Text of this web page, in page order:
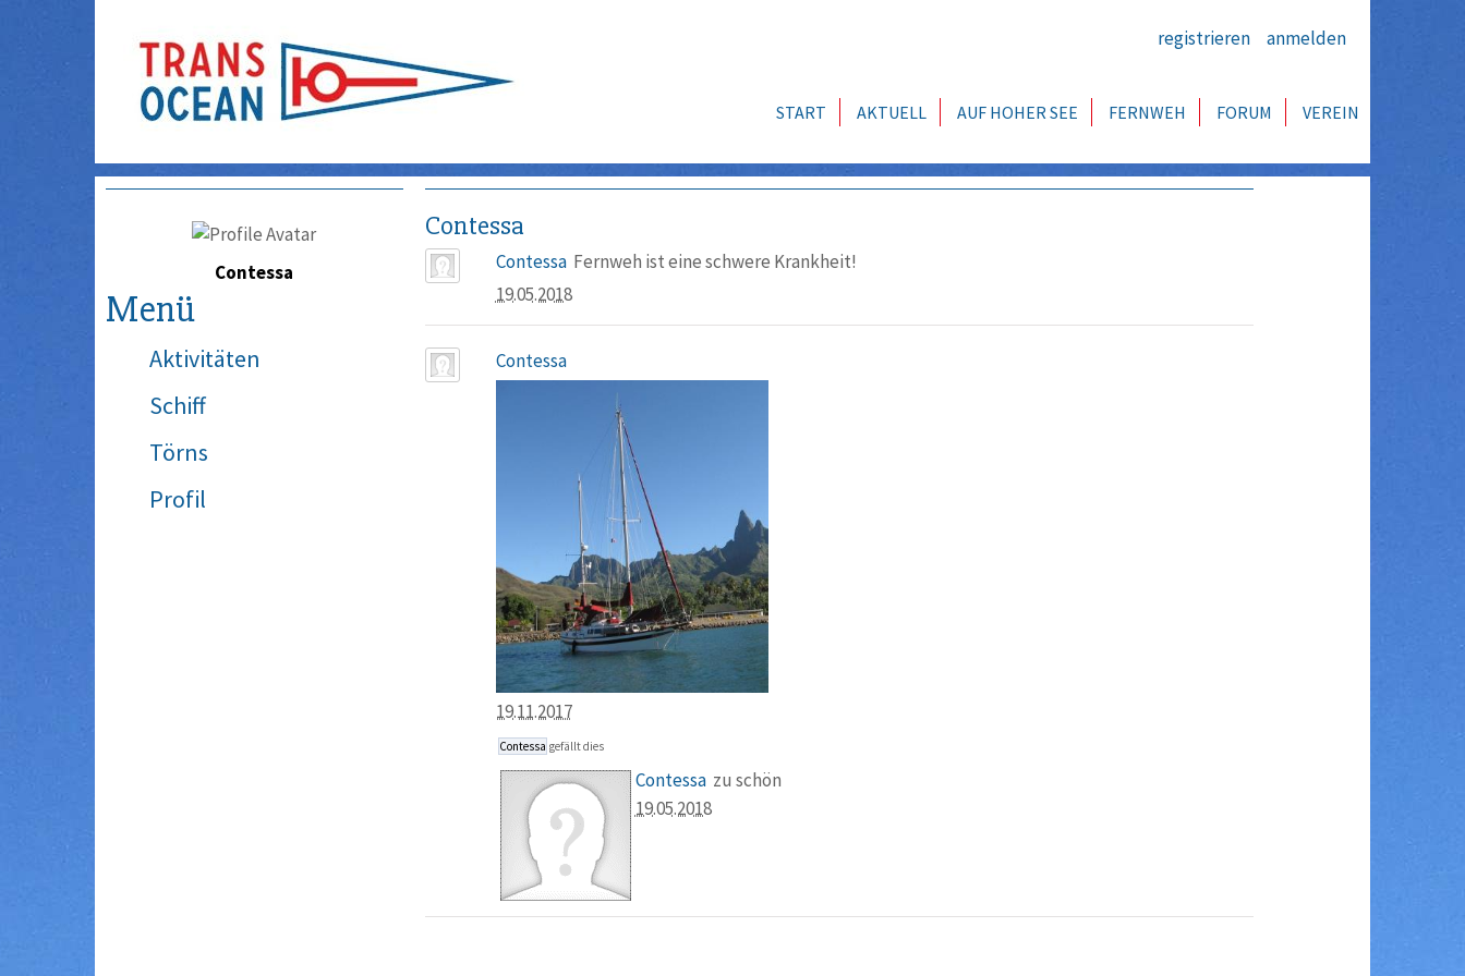
registrieren anmelden
START AKTUELL AUF HOHER SEE FERNWEH FORUM VEREIN
Contessa
Menü
Aktivitäten
Schiff
Törns
Profil
Contessa
Contessa Fernweh ist eine schwere Krankheit!
19.05.2018
Contessa
19.11.2017
Contessa gefällt dies
Contessa zu schön
19.05.2018